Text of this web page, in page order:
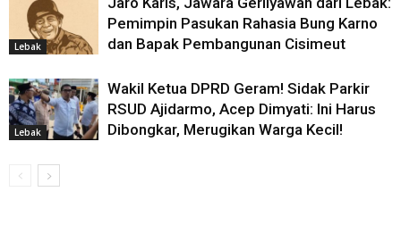
Lebak
Pemimpin Pasukan Rahasia Bung Karno
dan Bapak Pembangunan Cisimeut
Lebak
Wakil Ketua DPRD Geram! Sidak Parkir
RSUD Ajidarmo, Acep Dimyati: Ini Harus
Dibongkar, Merugikan Warga Kecil!